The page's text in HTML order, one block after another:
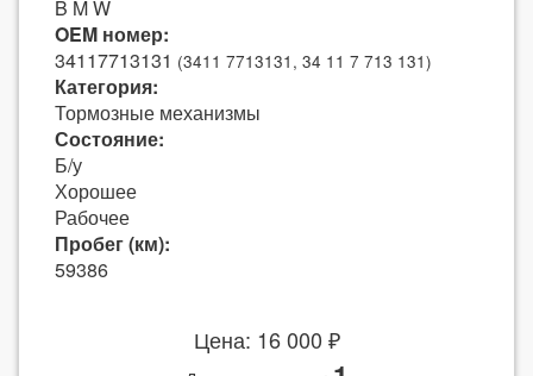
B M W
OEM номер:
34117713131 (3411 7713131, 34 11 7 713 131)
Категория:
Тормозные механизмы
Состояние:
Б/у
Хорошее
Рабочее
Пробег (км):
59386
Цена: 16 000 ₽